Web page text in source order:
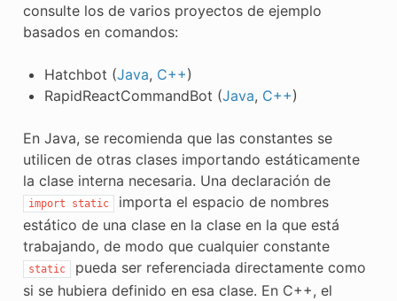
consulte los de varios proyectos de ejemplo
basados en comandos:
Hatchbot (Java, C++)
RapidReactCommandBot (Java, C++)
En Java, se recomienda que las constantes se
utilicen de otras clases importando estáticamente
la clase interna necesaria. Una declaración de
import static
importa el espacio de nombres
estático de una clase en la clase en la que está
trabajando, de modo que cualquier constante
static
pueda ser referenciada directamente como
si se hubiera definido en esa clase. En C++, el